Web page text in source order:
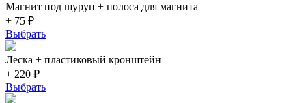
Магнит под шуруп + полоса для магнита
+ 75 ₽
Выбрать
Леска + пластиковый кронштейн
+ 220 ₽
Выбрать